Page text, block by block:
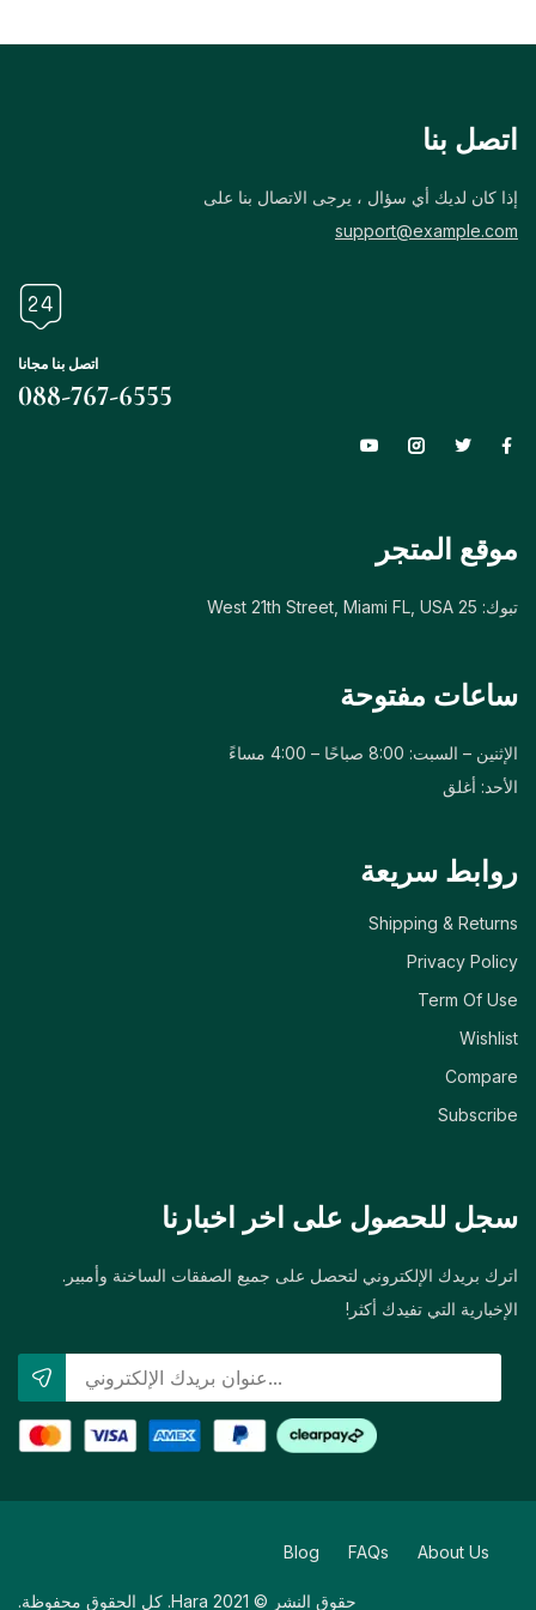
اتصل بنا
إذا كان لديك أي سؤال ، يرجى الاتصال بنا على
support@example.com
اتصل بنا مجانا
088-767-6555
موقع المتجر
تبوك: 25 West 21th Street, Miami FL, USA
ساعات مفتوحة
الإثنين – السبت: 8:00 صباحًا – 4:00 مساءً
الأحد: أغلق
روابط سريعة
Shipping & Returns
Privacy Policy
Term Of Use
Wishlist
Compare
Subscribe
سجل للحصول على اخر اخبارنا
اترك بريدك الإلكتروني لتحصل على جميع الصفقات الساخنة وأمبير.
الإخبارية التي تفيدك أكثر!
حقوق النشر © 2021 Hara. كل الحقوق محفوظة.
About Us
FAQs
Blog